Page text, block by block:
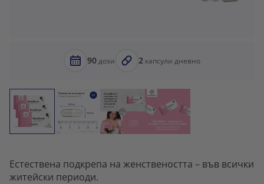
90дози 2 капсули дневно
Естествена подкрепа на женствеността – във всички
житейски периоди.